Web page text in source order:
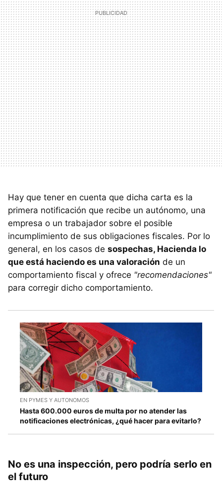
Hay que tener en cuenta que dicha carta es la
primera notificación que recibe un autónomo, una
empresa o un trabajador sobre el posible
incumplimiento de sus obligaciones fiscales. Por lo
general, en los casos de sospechas, Hacienda lo
que está haciendo es una valoración de un
comportamiento fiscal y ofrece "recomendaciones"
para corregir dicho comportamiento.
EN PYMES Y AUTONOMOS
Hasta 600.000 euros de multa por no atender las
notificaciones electrónicas, ¿qué hacer para evitarlo?
No es una inspección, pero podría serlo en
el futuro